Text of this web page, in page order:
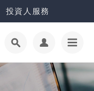
投資人服務